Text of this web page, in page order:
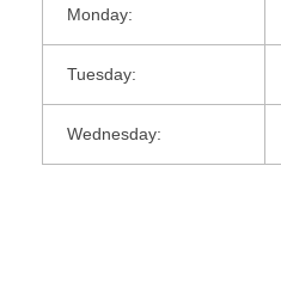
Monday:
Tuesday:
Wednesday: